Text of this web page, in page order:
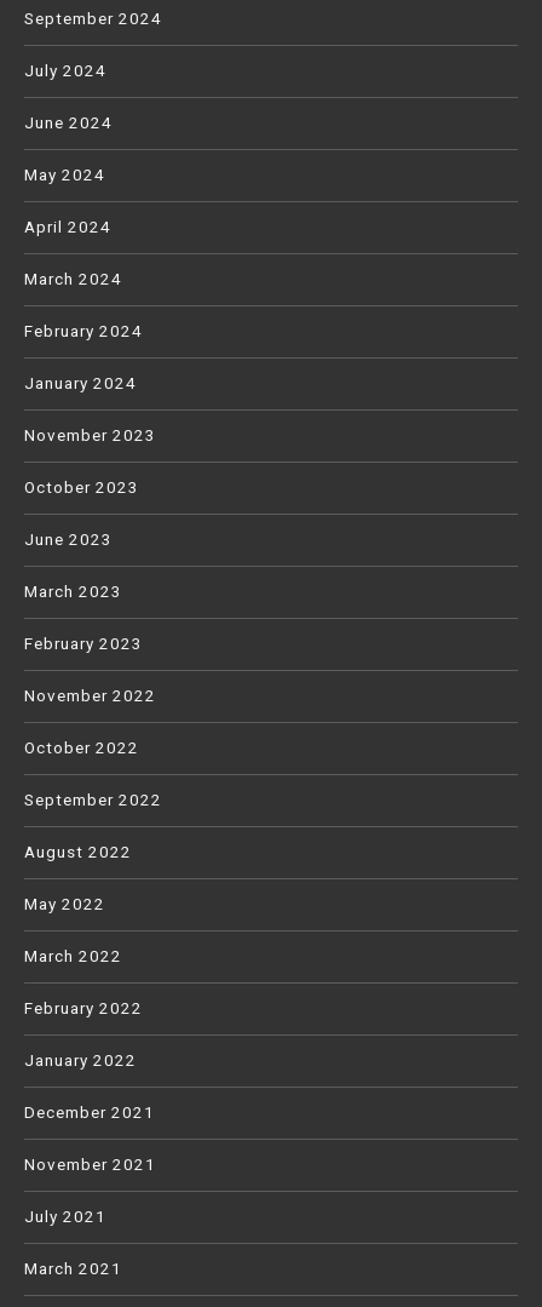
September 2024
July 2024
June 2024
May 2024
April 2024
March 2024
February 2024
January 2024
November 2023
October 2023
June 2023
March 2023
February 2023
November 2022
October 2022
September 2022
August 2022
May 2022
March 2022
February 2022
January 2022
December 2021
November 2021
July 2021
March 2021